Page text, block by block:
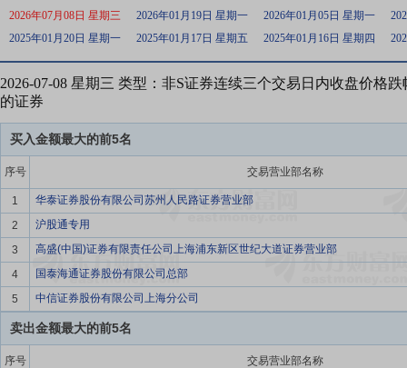
2026年07月08日 星期三 2026年01月19日 星期一 2026年01月05日 星期一
2025年01月20日 星期一
2025年01月17日 星期五 2025年01月16日 星期四
2026-07-08 星期三 类型：非S证券连续三个交易日内收盘价格
的证券
买入金额最大的前5名
序号 交易营业部名称
1
华泰证券股份有限公司苏州人民路证券营业部
2
沪股通专用
3
高盛(中国)证券有限责任公司上海浦东新区世纪大道证券营业部
4
国泰海通证券股份有限公司总部
5
中信证券股份有限公司上海分公司
卖出金额最大的前5名
序号 交易营业部名称